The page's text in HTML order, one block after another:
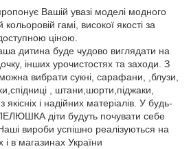
Вашій увазі моделі модного
гамі, високої якості за
ціною.
дитина буде чудово виглядати на
інших урочистостях та заходи. З
вибрати сукні, сарафани, ,блузи,
, штани,шорти,піджаки,
з якісніх і надійних матеріалів. У будь-
діти будуть почувати себе
вироби успішно реалізуються на
і в магазинах України